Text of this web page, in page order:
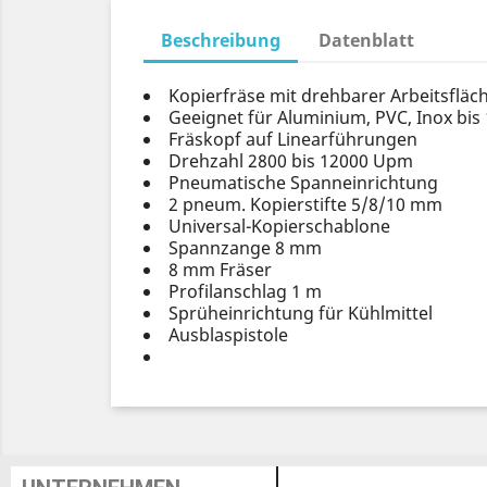
Beschreibung Datenblatt
Kopierfräse mit drehbarer
Geeignet für Aluminium, PVC, Inox
Fräskopf auf Linearführungen
Drehzahl 2800 bis 12000 Upm
Pneumatische Spanneinrichtung
2 pneum. Kopierstifte 5/8/10 mm
Universal-Kopierschablone
Spannzange 8 mm
8 mm Fräser
Profilanschlag 1 m
Sprüheinrichtung für Kühlmittel
Ausblaspistole